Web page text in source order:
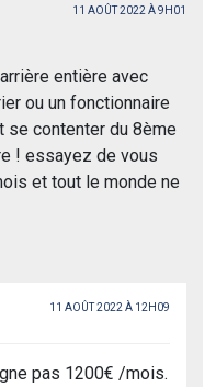
11 AOÛT 2022 À 9H01
entière avec
ou un fonctionnaire
se contenter du 8ème
! essayez de vous
et tout le monde ne
11 AOÛT 2022 À 12H09
pas 1200€ /mois.